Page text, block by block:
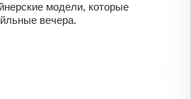
модели, которые
вечера.